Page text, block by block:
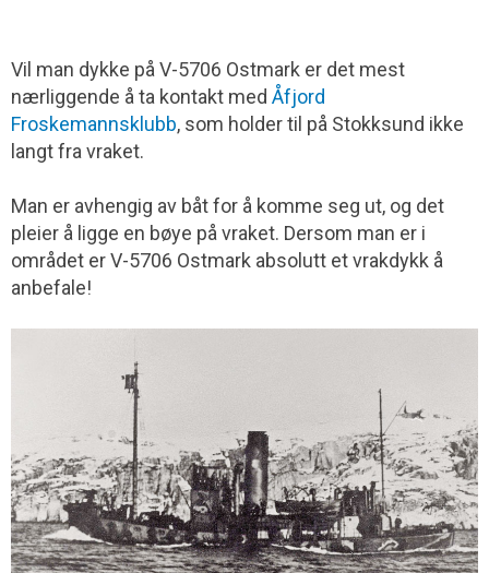
Vil man dykke på V-5706 Ostmark er det mest
nærliggende å ta kontakt med Åfjord
Froskemannsklubb, som holder til på Stokksund ikke
langt fra vraket.
Man er avhengig av båt for å komme seg ut, og det
pleier å ligge en bøye på vraket. Dersom man er i
området er V-5706 Ostmark absolutt et vrakdykk å
anbefale!